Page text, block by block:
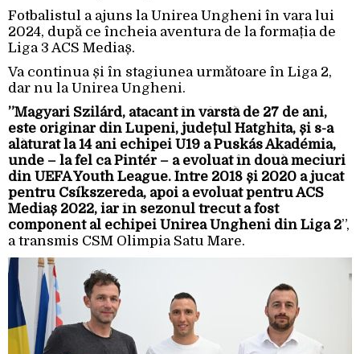
Fotbalistul a ajuns la Unirea Ungheni în vara lui
2024, după ce încheia aventura de la formația de
Liga 3 ACS Mediaș.
Va continua și în stagiunea următoare în Liga 2,
dar nu la Unirea Ungheni.
”Magyari Szilárd, atacant în vârstă de 27 de ani,
este originar din Lupeni, județul Hatghita, și s-a
alăturat la 14 ani echipei U19 a Puskás Akadémia,
unde – la fel ca Pintér – a evoluat în două meciuri
din UEFA Youth League. Între 2018 și 2020 a jucat
pentru Csíkszereda, apoi a evoluat pentru ACS
Mediaș 2022, iar în sezonul trecut a fost
component al echipei Unirea Ungheni din Liga 2”,
a transmis CSM Olimpia Satu Mare.